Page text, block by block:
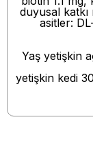
duyusal
asitler:
Yaş yetişkin
yetişkin kedi